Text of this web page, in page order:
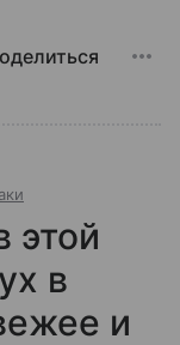
этой
в
и